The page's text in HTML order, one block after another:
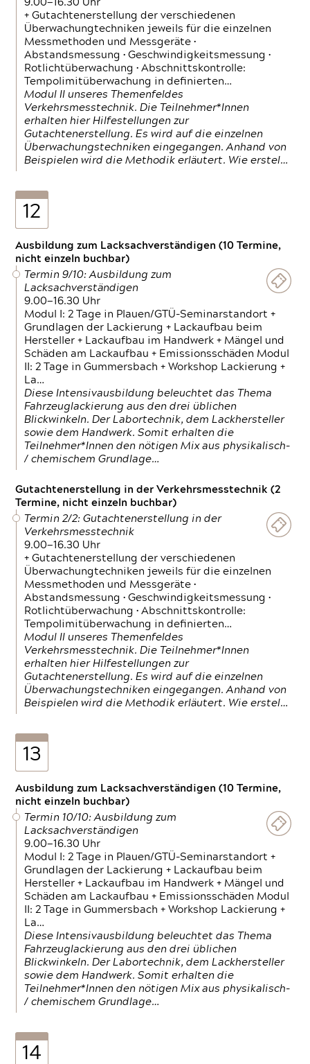
9.00—16.30 Uhr
+ Gutachtenerstellung der verschiedenen
Überwachungtechniken jeweils für die einzelnen
Messmethoden und Messgeräte •
Abstandsmessung • Geschwindigkeitsmessung •
Rotlichtüberwachung • Abschnittskontrolle:
Tempolimitüberwachung in definierten…
Modul II unseres Themenfeldes
Verkehrsmesstechnik. Die Teilnehmer*Innen
erhalten hier Hilfestellungen zur
Gutachtenerstellung. Es wird auf die einzelnen
Überwachungstechniken eingegangen. Anhand von
Beispielen wird die Methodik erläutert. Wie erstel…
12
Ausbildung zum Lacksachverständigen (10 Termine,
nicht einzeln buchbar)
Termin 9/10: Ausbildung zum
Lacksachverständigen
9.00—16.30 Uhr
Modul I: 2 Tage in Plauen/GTÜ-Seminarstandort +
Grundlagen der Lackierung + Lackaufbau beim
Hersteller + Lackaufbau im Handwerk + Mängel und
Schäden am Lackaufbau + Emissionsschäden Modul
II: 2 Tage in Gummersbach + Workshop Lackierung +
La…
Diese Intensivausbildung beleuchtet das Thema
Fahrzeuglackierung aus den drei üblichen
Blickwinkeln. Der Labortechnik, dem Lackhersteller
sowie dem Handwerk. Somit erhalten die
Teilnehmer*Innen den nötigen Mix aus physikalisch-
/ chemischem Grundlage…
Gutachtenerstellung in der Verkehrsmesstechnik (2
Termine, nicht einzeln buchbar)
Termin 2/2: Gutachtenerstellung in der
Verkehrsmesstechnik
9.00—16.30 Uhr
+ Gutachtenerstellung der verschiedenen
Überwachungtechniken jeweils für die einzelnen
Messmethoden und Messgeräte •
Abstandsmessung • Geschwindigkeitsmessung •
Rotlichtüberwachung • Abschnittskontrolle:
Tempolimitüberwachung in definierten…
Modul II unseres Themenfeldes
Verkehrsmesstechnik. Die Teilnehmer*Innen
erhalten hier Hilfestellungen zur
Gutachtenerstellung. Es wird auf die einzelnen
Überwachungstechniken eingegangen. Anhand von
Beispielen wird die Methodik erläutert. Wie erstel…
13
Ausbildung zum Lacksachverständigen (10 Termine,
nicht einzeln buchbar)
Termin 10/10: Ausbildung zum
Lacksachverständigen
9.00—16.30 Uhr
Modul I: 2 Tage in Plauen/GTÜ-Seminarstandort +
Grundlagen der Lackierung + Lackaufbau beim
Hersteller + Lackaufbau im Handwerk + Mängel und
Schäden am Lackaufbau + Emissionsschäden Modul
II: 2 Tage in Gummersbach + Workshop Lackierung +
La…
Diese Intensivausbildung beleuchtet das Thema
Fahrzeuglackierung aus den drei üblichen
Blickwinkeln. Der Labortechnik, dem Lackhersteller
sowie dem Handwerk. Somit erhalten die
Teilnehmer*Innen den nötigen Mix aus physikalisch-
/ chemischem Grundlage…
14